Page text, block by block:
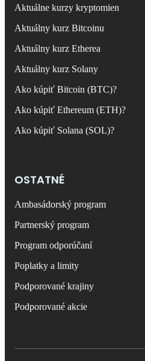
Aktuálne kurzy kryptomien
Aktuálny kurz Bitcoinu
Aktuálny kurz Etherea
Aktuálny kurz Solany
Ako kúpiť Bitcoin (BTC)?
Ako kúpiť Ethereum (ETH)?
Ako kúpiť Solana (SOL)?
OSTATNÉ
Ambasádorský program
Partnerský program
Program odporúčaní
Poplatky a limity
Podporované krajiny
Podporované akcie